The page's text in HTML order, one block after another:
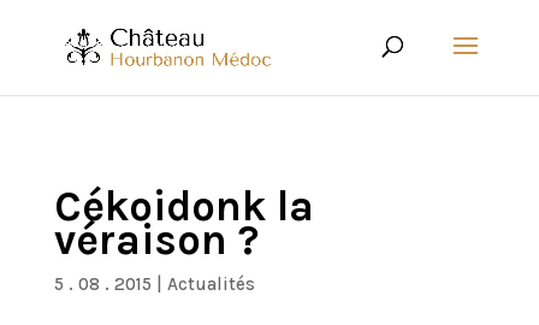
Cékoidonk la
véraison ?
5 . 08 . 2015 Actualités